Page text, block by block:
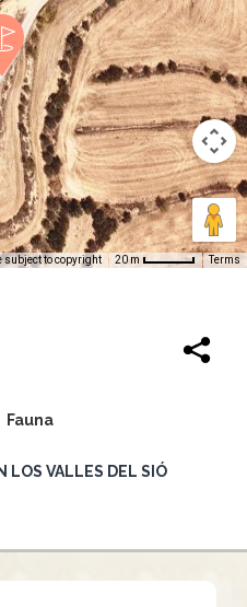
subject to copyright 20 m Terms
Fauna
LOS VALLES DEL SIÓ